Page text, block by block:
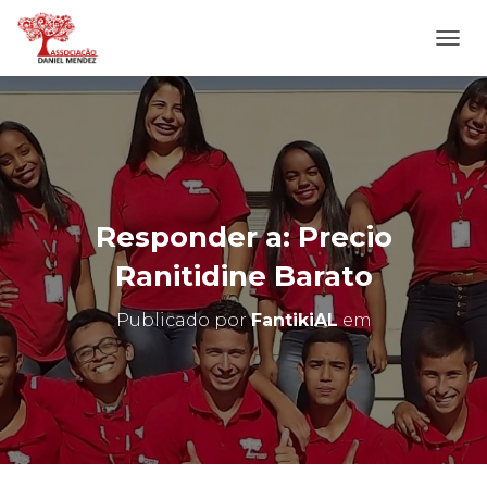
L
T
E
R
N
A
N
A
E
G
O
Responder a: Precio
Ranitidine Barato
Publicado porFantikiALem